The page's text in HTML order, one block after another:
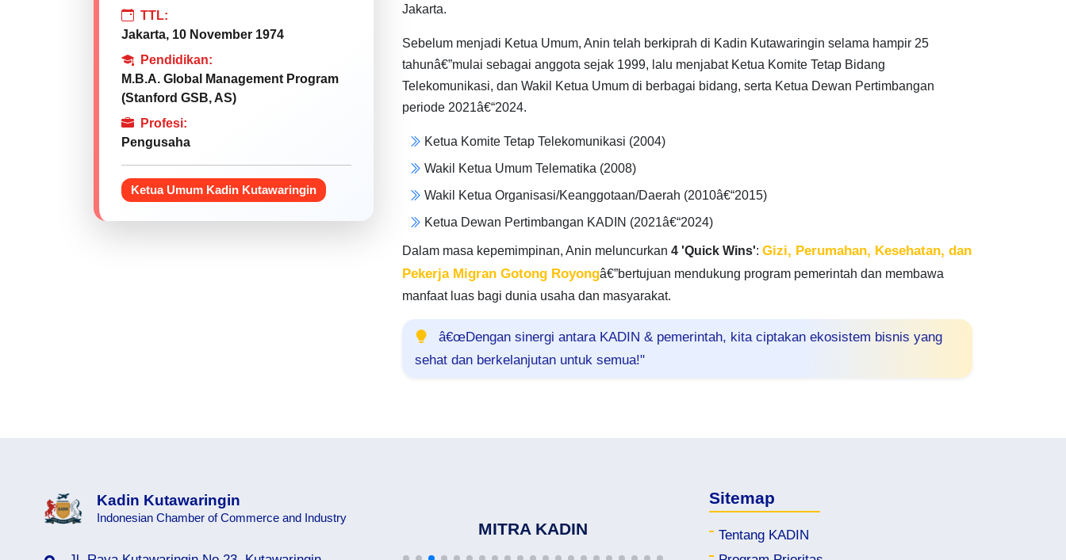
TTL:
Jakarta, 10 November 1974
Pendidikan:
M.B.A. Global Management Program
(Stanford GSB, AS)
Profesi:
Pengusaha
Ketua Umum Kadin Kutawaringin
Jakarta.
Sebelum menjadi Ketua Umum, Anin telah berkiprah di Kadin Kutawaringin selama hampir 25
tahunâ€”mulai sebagai anggota sejak 1999, lalu menjabat Ketua Komite Tetap Bidang
Telekomunikasi, dan Wakil Ketua Umum di berbagai bidang, serta Ketua Dewan Pertimbangan
periode 2021â€“2024.
Ketua Komite Tetap Telekomunikasi (2004)
Wakil Ketua Umum Telematika (2008)
Wakil Ketua Organisasi/Keanggotaan/Daerah (2010â€“2015)
Ketua Dewan Pertimbangan KADIN (2021â€“2024)
Dalam masa kepemimpinan, Anin meluncurkan4 'Quick Wins':Gizi, Perumahan, Kesehatan, dan
Pekerja Migran Gotong Royongâ€”bertujuan mendukung program pemerintah dan membawa
manfaat luas bagi dunia usaha dan masyarakat.
â€œDengan sinergi antara KADIN & pemerintah, kita ciptakan ekosistem bisnis yang
sehat dan berkelanjutan untuk semua!"
Kadin Kutawaringin
Indonesian Chamber of Commerce and Industry
MITRA KADIN
Sitemap
Tentang KADIN